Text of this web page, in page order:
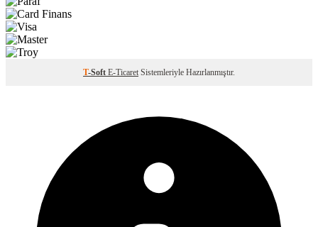
T-Soft E-Ticaret Sistemleriyle Hazırlanmıştır.